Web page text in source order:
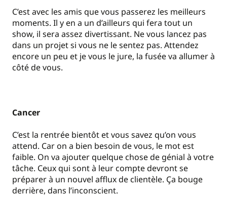
C’est avec les amis que vous passerez les meilleurs
moments. Il y en a un d’ailleurs qui fera tout un
show, il sera assez divertissant. Ne vous lancez pas
dans un projet si vous ne le sentez pas. Attendez
encore un peu et je vous le jure, la fusée va allumer à
côté de vous.
Cancer
C’est la rentrée bientôt et vous savez qu’on vous
attend. Car on a bien besoin de vous, le mot est
faible. On va ajouter quelque chose de génial à votre
tâche. Ceux qui sont à leur compte devront se
préparer à un nouvel afflux de clientèle. Ça bouge
derrière, dans l’inconscient.